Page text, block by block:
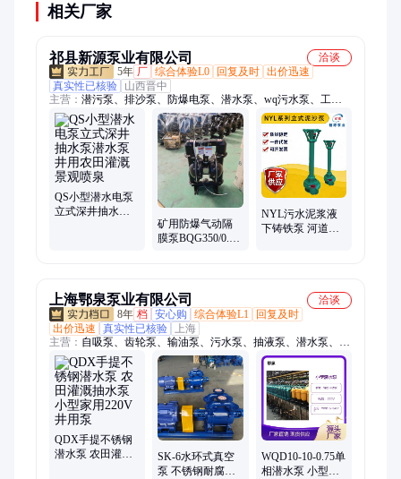
相关厂家
祁县新源泵业有限公司
洽谈
5年 厂 综合体验L0 回复及时 出价迅速
真实性已核验
山西晋中
主营： 潜污泵、排沙泵、防爆电泵、潜水泵、wq污水泵、工程
污水泵、不锈钢污水泵、偏出水污水泵、排污电泵、潜水排沙、
排沙电泵、气动隔膜泵、潜水排污泵
QS小型潜水电泵
立式深井抽水泵
矿用防爆气动隔
膜泵BQG350/0.2
NYL污水泥浆液
下铸铁泵 河道疏
上海鄂泉泵业有限公司
洽谈
8年 档 安心购 综合体验L1
回复及时
出价迅速
真实性已核验
上海
主营： 自吸泵、齿轮泵、输油泵、污水泵、抽液泵、潜水泵、氟
塑料、饮料泵、柴油机、喷泉泵、增压泵、插桶泵、化工泵、螺
杆泵、排污泵、浆料泵、带浮球、管道泵、zcq自吸、手摇泵、
泥浆泵、离心泵、旋涡泵、真空泵、浓浆泵
QDX手提不锈钢
潜水泵 农田灌溉
SK-6水环式真空
泵 不锈钢耐腐蚀
WQD10-10-0.75单
相潜水泵 小型灌